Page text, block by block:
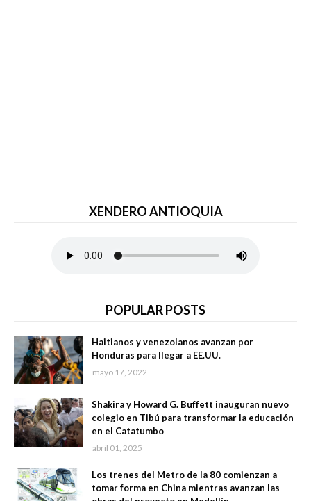
XENDERO ANTIOQUIA
POPULAR POSTS
Haitianos y venezolanos avanzan por
Honduras para llegar a EE.UU.
mayo 17, 2022
Shakira y Howard G. Buffett inauguran nuevo
colegio en Tibú para transformar la educación
en el Catatumbo
abril 01, 2025
Los trenes del Metro de la 80 comienzan a
tomar forma en China mientras avanzan las